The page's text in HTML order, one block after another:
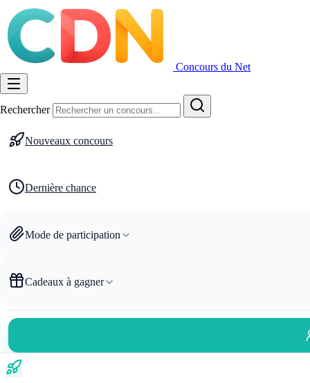
Concours du Net
Rechercher
Nouveaux concours
Dernière chance
Mode de participation
Cadeaux à gagner